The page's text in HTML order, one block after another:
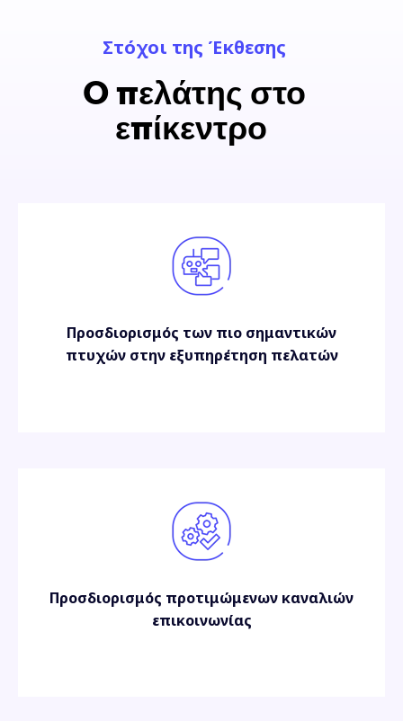
Στόχοι της Έκθεσης
O πελάτης στο
επίκεντρο
Προσδιορισμός των πιο σημαντικών
πτυχών στην εξυπηρέτηση πελατών
Προσδιορισμός προτιμώμενων καναλιών
επικοινωνίας